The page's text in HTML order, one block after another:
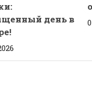
день в